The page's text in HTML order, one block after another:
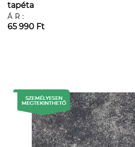
tapéta
ÁR:
65 990 Ft